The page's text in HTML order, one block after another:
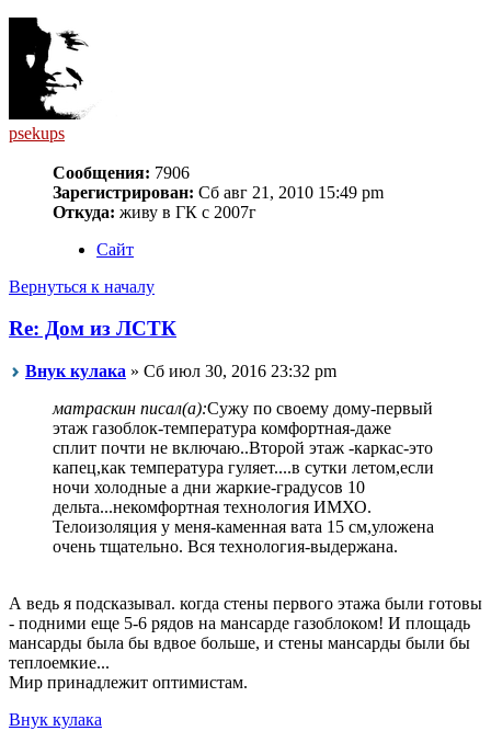
psekups
Сообщения: 7906
Зарегистрирован: Сб авг 21, 2010 15:49 pm
Откуда: живу в ГК с 2007г
Сайт
Вернуться к началу
Re: Дом из ЛСТК
Внук кулака » Сб июл 30, 2016 23:32 pm
матраскин писал(а):Сужу по своему дому-первый
этаж газоблок-температура комфортная-даже
сплит почти не включаю..Второй этаж -каркас-это
капец,как температура гуляет....в сутки летом,если
ночи холодные а дни жаркие-градусов 10
дельта...некомфортная технология ИМХО.
Телоизоляция у меня-каменная вата 15 см,уложена
очень тщательно. Вся технология-выдержана.
А ведь я подсказывал. когда стены первого этажа были готовы
- подними еще 5-6 рядов на мансарде газоблоком! И площадь
мансарды была бы вдвое больше, и стены мансарды были бы
теплоемкие...
Мир принадлежит оптимистам.
Внук кулака